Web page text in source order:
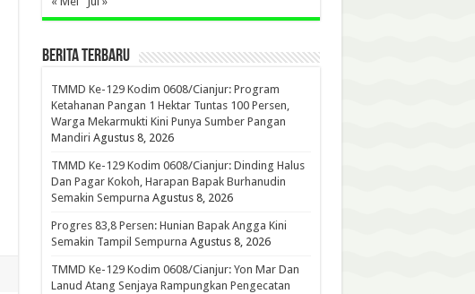
BERITA TERBARU
TMMD Ke-129 Kodim 0608/Cianjur: Program
Ketahanan Pangan 1 Hektar Tuntas 100 Persen,
Warga Mekarmukti Kini Punya Sumber Pangan
Mandiri Agustus 8, 2026
TMMD Ke-129 Kodim 0608/Cianjur: Dinding Halus
Dan Pagar Kokoh, Harapan Bapak Burhanudin
Semakin Sempurna Agustus 8, 2026
Progres 83,8 Persen: Hunian Bapak Angga Kini
Semakin Tampil Sempurna Agustus 8, 2026
TMMD Ke-129 Kodim 0608/Cianjur: Yon Mar Dan
Lanud Atang Senjaya Rampungkan Pengecatan